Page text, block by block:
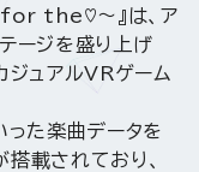
for the♡～』は、ア
ージを盛り上げ
ジュアルVRゲーム
た楽曲データを
載されており、